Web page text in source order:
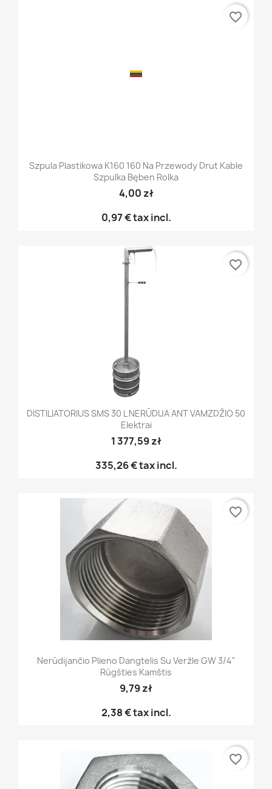
Szpula Plastikowa K160 160 Na Przewody Drut Kable
Szpulka Bęben Rolka
4,00 zł
0,97 €tax incl.
favorite_border
DISTILIATORIUS SMS 30 L NERŪDIJA ANT VAMZDŽIO 50
Elektrai
1 377,59 zł
335,26 €tax incl.
favorite_border
Nerūdijančio Plieno Dangtelis Su Veržle GW 3/4"
Rūgšties Kamštis
9,79 zł
2,38 €tax incl.
favorite_border
favorite_border